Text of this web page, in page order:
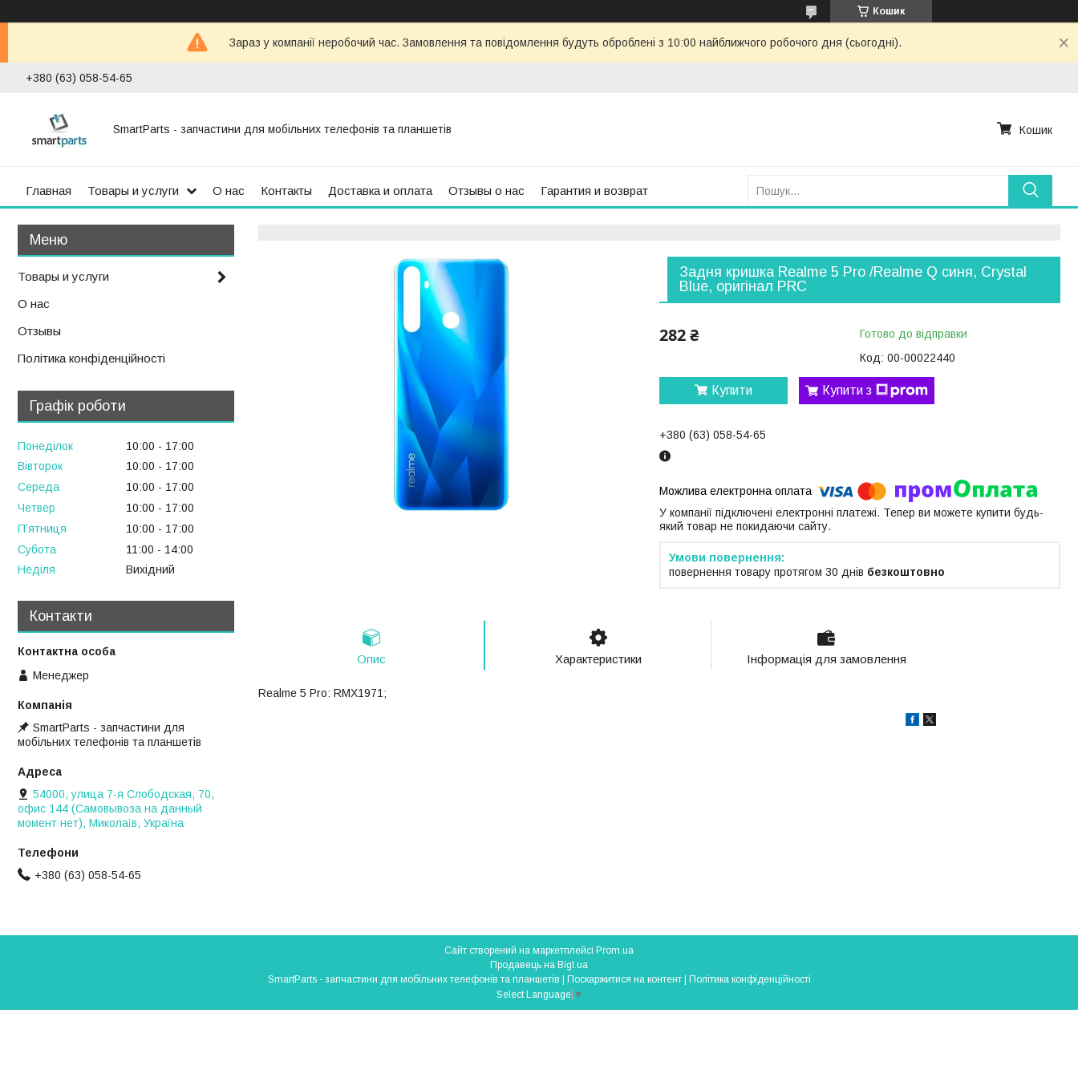
Кошик
Зараз у компанії неробочий час. Замовлення та повідомлення будуть оброблені з 10:00 найближчого робочого дня (сьогодні).
+380 (63) 058-54-65
SmartParts - запчастини для мобільних телефонів та планшетів Кошик
Главная Товары и услуги О нас Контакты Доставка и оплата Отзывы о нас Гарантия и возврат
Задня кришка Realme 5 Pro /Realme Q синя, Crystal
Blue, оригінал PRC
282 ₴
Готово до відправки
Код: 00-00022440
Купити Купити з
+380 (63) 058-54-65
У компанії підключені електронні платежі. Тепер ви можете купити будь-
який товар не покидаючи сайту.
повернення товару протягом 30 днів безкоштовно
Опис Характеристики Інформація для замовлення
Realme 5 Pro: RMX1971;
Товары и услуги
О нас
Отзывы
Політика конфіденційності
Графік роботи
Понеділок 10:00
17:00
Вівторок
10:00
17:00
Середа
10:00
17:00
Четвер
10:00
17:00
Пʼятниця
10:00
17:00
Субота
11:00
14:00
Неділя
Вихідний
Контакти
Менеджер
SmartParts - запчастини для
мобільних телефонів та планшетів
54000, улица 7-я Слободская, 70,
офис 144 (Самовывоза на данный
момент нет), Миколаїв, Україна
+380 (63) 058-54-65
Сайт створений на маркетплейсі Prom.ua
Продавець на Bigl.ua
SmartParts - запчастини для мобільних телефонів та планшетів | Поскаржитися на контент | Політика конфіденційності
Select Language ▼